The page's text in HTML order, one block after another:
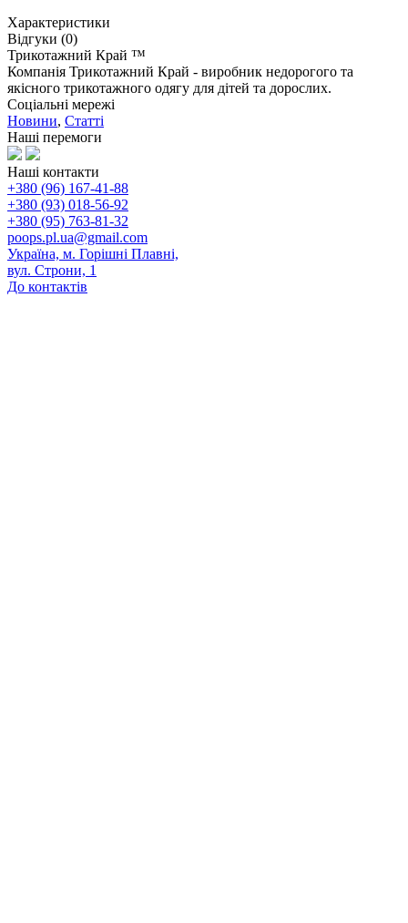
Характеристики
Відгуки (0)
Трикотажний Край ™
Компанія Трикотажний Край - виробник недорогого та
якісного трикотажного одягу для дітей та дорослих.
Соціальні мережі
Новини, Статті
Наші перемоги
Наші контакти
+380 (96) 167-41-88
+380 (93) 018-56-92
+380 (95) 763-81-32
poops.pl.ua@gmail.com
Україна, м. Горішні Плавні,
вул. Строни, 1
До контактів